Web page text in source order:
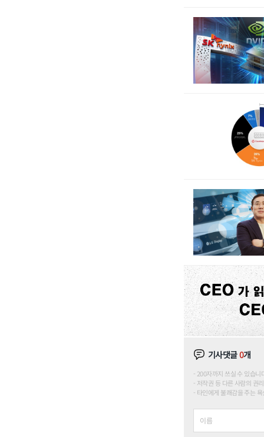
기사댓글0개
200자까지 쓰실 수 있습
저작권 등 다른 사람의 권
타인에게 불쾌감을 주는